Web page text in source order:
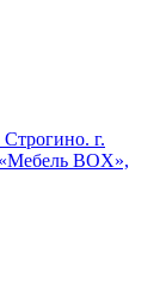
Строгино. г.
BOX»,